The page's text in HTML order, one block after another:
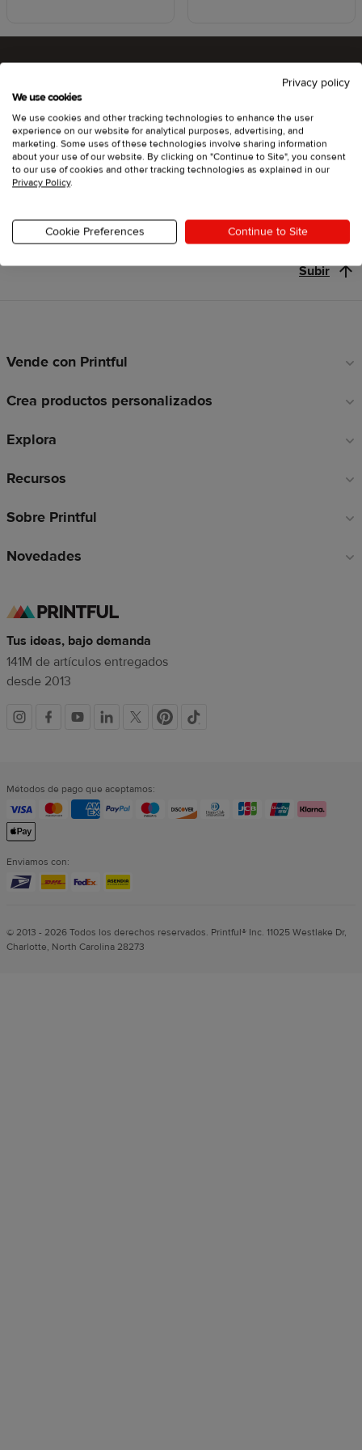
¿Listo para probar Printful?
Empieza
Subir
Enlaces
pie
página
Vende con Printful
Crea productos personalizados
Explora
Recursos
Sobre Printful
Novedades
Tus ideas, bajo demanda
141M de artículos entregados
desde 2013
Redes
Métodos de pago que aceptamos:
Enviamos con:
© 2013 - 2026 Todos los derechos reservados. Printful® Inc. 11025 Westlake Dr,
Charlotte, North Carolina 28273
Privacy policy
We use cookies
We use cookies and other tracking technologies to enhance the user
experience on our website for analytical purposes, advertising, and
marketing. Some uses of these technologies involve sharing information
about your use of our website. By clicking on "Continue to Site", you consent
to our use of cookies and other tracking technologies as explained in our
Privacy Policy.
Cookie Preferences Continue to Site